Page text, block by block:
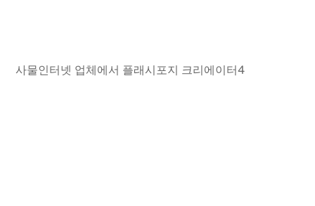
사물인터넷 업체에서 플래시포지 크리에이터4